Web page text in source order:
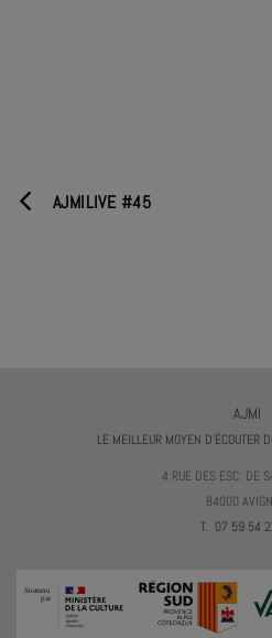
AJMILIVE #45
AJMI
LE MEILLEUR MOYEN D'ÉCOUTER
4 RUE DES ESC. DE
84000
T. 07 59 54